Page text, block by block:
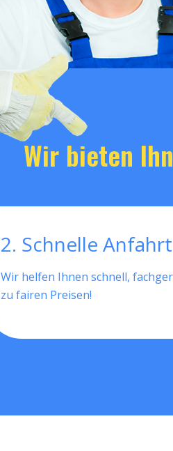
Wir bieten
2. Schnelle Anfahrt
Wir helfen Ihnen schnell,
zu fairen Preisen!